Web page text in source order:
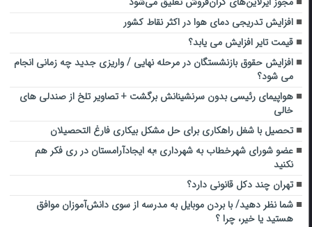
افزایش تدریجی دمای هوا در اکثر نقاط کشور
قیمت تایر افزایش می یابد؟
افزایش حقوق بازنشستگان در مرحله نهایی / واریزی جدید چه زمانی انجام
می شود؟
هواپیمای رئیسی بدون سرنشینانش برگشت + تصاویر تلخ از صندلی های
خالی
تحصیل با شغل راهکاری برای حل مشکل بیکاری فارغ التحصیلان
عضو شورای شهرخطاب به شهرداری ؛به ایجادآرامستان در ری فکر هم
نکنید
تهران چند دکل قانونی دارد؟
شما نظر دهید/ با بردن موبایل به مدرسه از سوی دانش‌آموزان موافق
هستید یا خیر، چرا ؟